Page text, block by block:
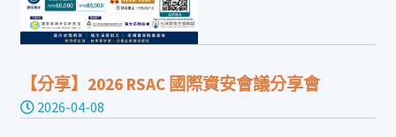
【分享】2026 RSAC 國際資安會議分享會
2026-04-08